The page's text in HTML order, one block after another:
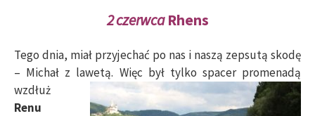
2 czerwcaRhens
Tego dnia, miał przyjechać po nas i naszą zepsutą skodę
– Michał z lawetą. Więc był tylko spacer promenadą
wzdłuż
Renu